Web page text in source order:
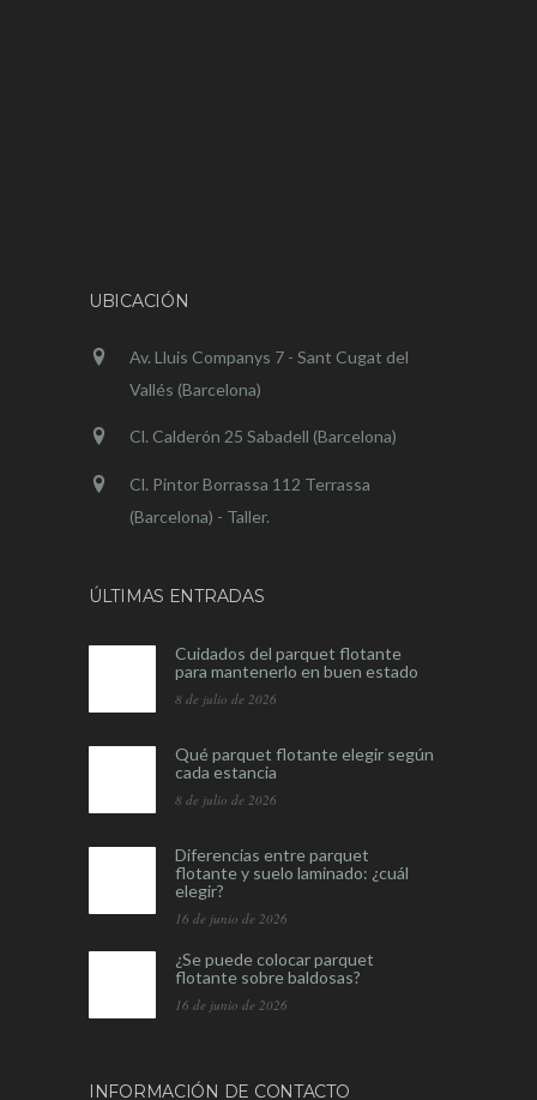
UBICACIÓN
Av. Lluis Companys 7 - Sant Cugat del
Vallés (Barcelona)
Cl. Calderón 25 Sabadell (Barcelona)
Cl. Pintor Borrassa 112 Terrassa
(Barcelona) - Taller.
ÚLTIMAS ENTRADAS
Cuidados del parquet flotante
para mantenerlo en buen estado
8 de julio de 2026
Qué parquet flotante elegir según
cada estancia
8 de julio de 2026
Diferencias entre parquet
flotante y suelo laminado: ¿cuál
elegir?
16 de junio de 2026
¿Se puede colocar parquet
flotante sobre baldosas?
16 de junio de 2026
INFORMACIÓN DE CONTACTO